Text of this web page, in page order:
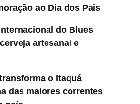
ao Dia dos Pais
do Blues
artesanal e
o Itaquá
das maiores correntes